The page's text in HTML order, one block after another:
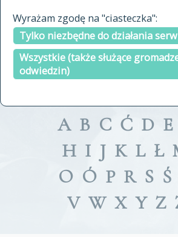
Wyrażam zgodę na "ciasteczka":
Tylko niezbędne do działania
Wszystkie (także służące
odwiedzin)
indeksie
a fronte
a
A B C Ć D E
H I J K L Ł
O Ó P R S Ś
V W X Y Z